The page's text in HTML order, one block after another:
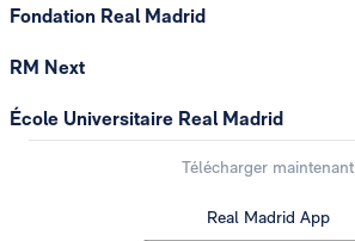
Fondation Real Madrid
RM Next
École Universitaire Real Madrid
Télécharger maintenant
Real Madrid App